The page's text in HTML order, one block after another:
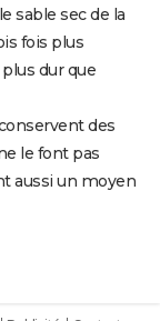
sable sec de la
fois plus
dur que
des
le font pas
aussi un moyen